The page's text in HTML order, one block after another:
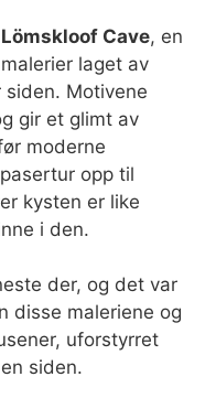
Lömskloof Cave, en
laget av
Motivene
gir et glimt av
moderne
opp til
kysten er like
i den.
der, og det var
disse maleriene og
uforstyrret
siden.